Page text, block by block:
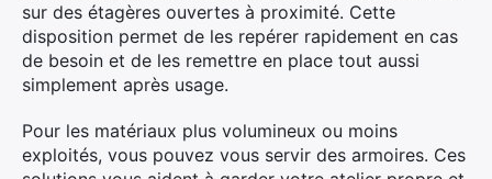
sur des étagères ouvertes à proximité. Cette
disposition permet de les repérer rapidement en cas
de besoin et de les remettre en place tout aussi
simplement après usage.
Pour les matériaux plus volumineux ou moins
exploités, vous pouvez vous servir des armoires. Ces